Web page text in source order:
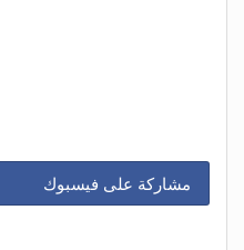
مشاركة على فيسبوك